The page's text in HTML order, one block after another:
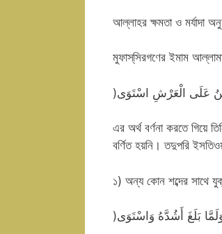
আল্লাহর ক্ষমতা ও মর্যাদা
মুফাস্‌সিরগণের ইমাম
এর অর্থ বর্ণনা করতে গিয়ে
বর্ণিত হয়নি। তদুপরি
১) অন্য কোন শব্দের সাথে